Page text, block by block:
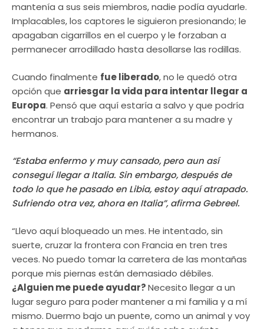
mantenía a sus seis miembros, nadie podía ayudarle.
Implacables, los captores le siguieron presionando; le
apagaban cigarrillos en el cuerpo y le forzaban a
permanecer arrodillado hasta desollarse las rodillas.
Cuando finalmente fue liberado, no le quedó otra
opción que arriesgar la vida para intentar llegar a
Europa. Pensó que aquí estaría a salvo y que podría
encontrar un trabajo para mantener a su madre y
hermanos.
“Estaba enfermo y muy cansado, pero aun así
conseguí llegar a Italia. Sin embargo, después de
todo lo que he pasado en Libia, estoy aquí atrapado.
Sufriendo otra vez, ahora en Italia”, afirma Gebreel.
“Llevo aquí bloqueado un mes. He intentado, sin
suerte, cruzar la frontera con Francia en tren tres
veces. No puedo tomar la carretera de las montañas
porque mis piernas están demasiado débiles.
¿Alguien me puede ayudar?Necesito llegar a un
lugar seguro para poder mantener a mi familia y a mí
mismo. Duermo bajo un puente, como un animal y voy